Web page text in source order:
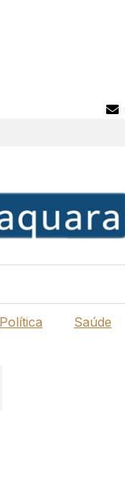
Política Saúde